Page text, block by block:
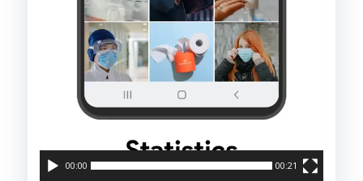
00:00 00:21